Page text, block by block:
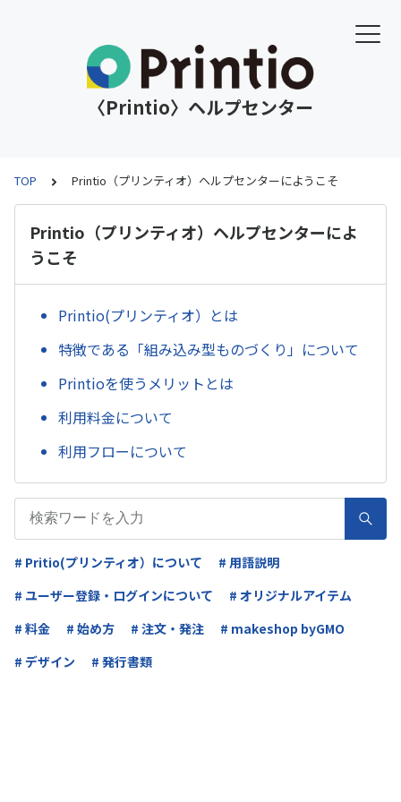
〈Printio〉ヘルプセンター
TOP Printio（プリンティオ）ヘルプセンターにようこそ
Printio（プリンティオ）ヘルプセンターによ
うこそ
Printio(プリンティオ）とは
特徴である「組み込み型ものづくり」について
Printioを使うメリットとは
利用料金について
利用フローについて
# Pritio(プリンティオ）について
# 用語説明
# ユーザー登録・ログインについて
# オリジナルアイテム
# 料金
# 始め方 # 注文・発注
# makeshop byGMO
# デザイン
# 発行書類